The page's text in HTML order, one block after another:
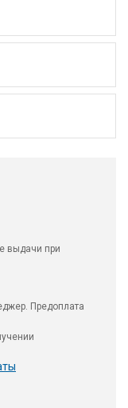
выдачи при
Предоплата